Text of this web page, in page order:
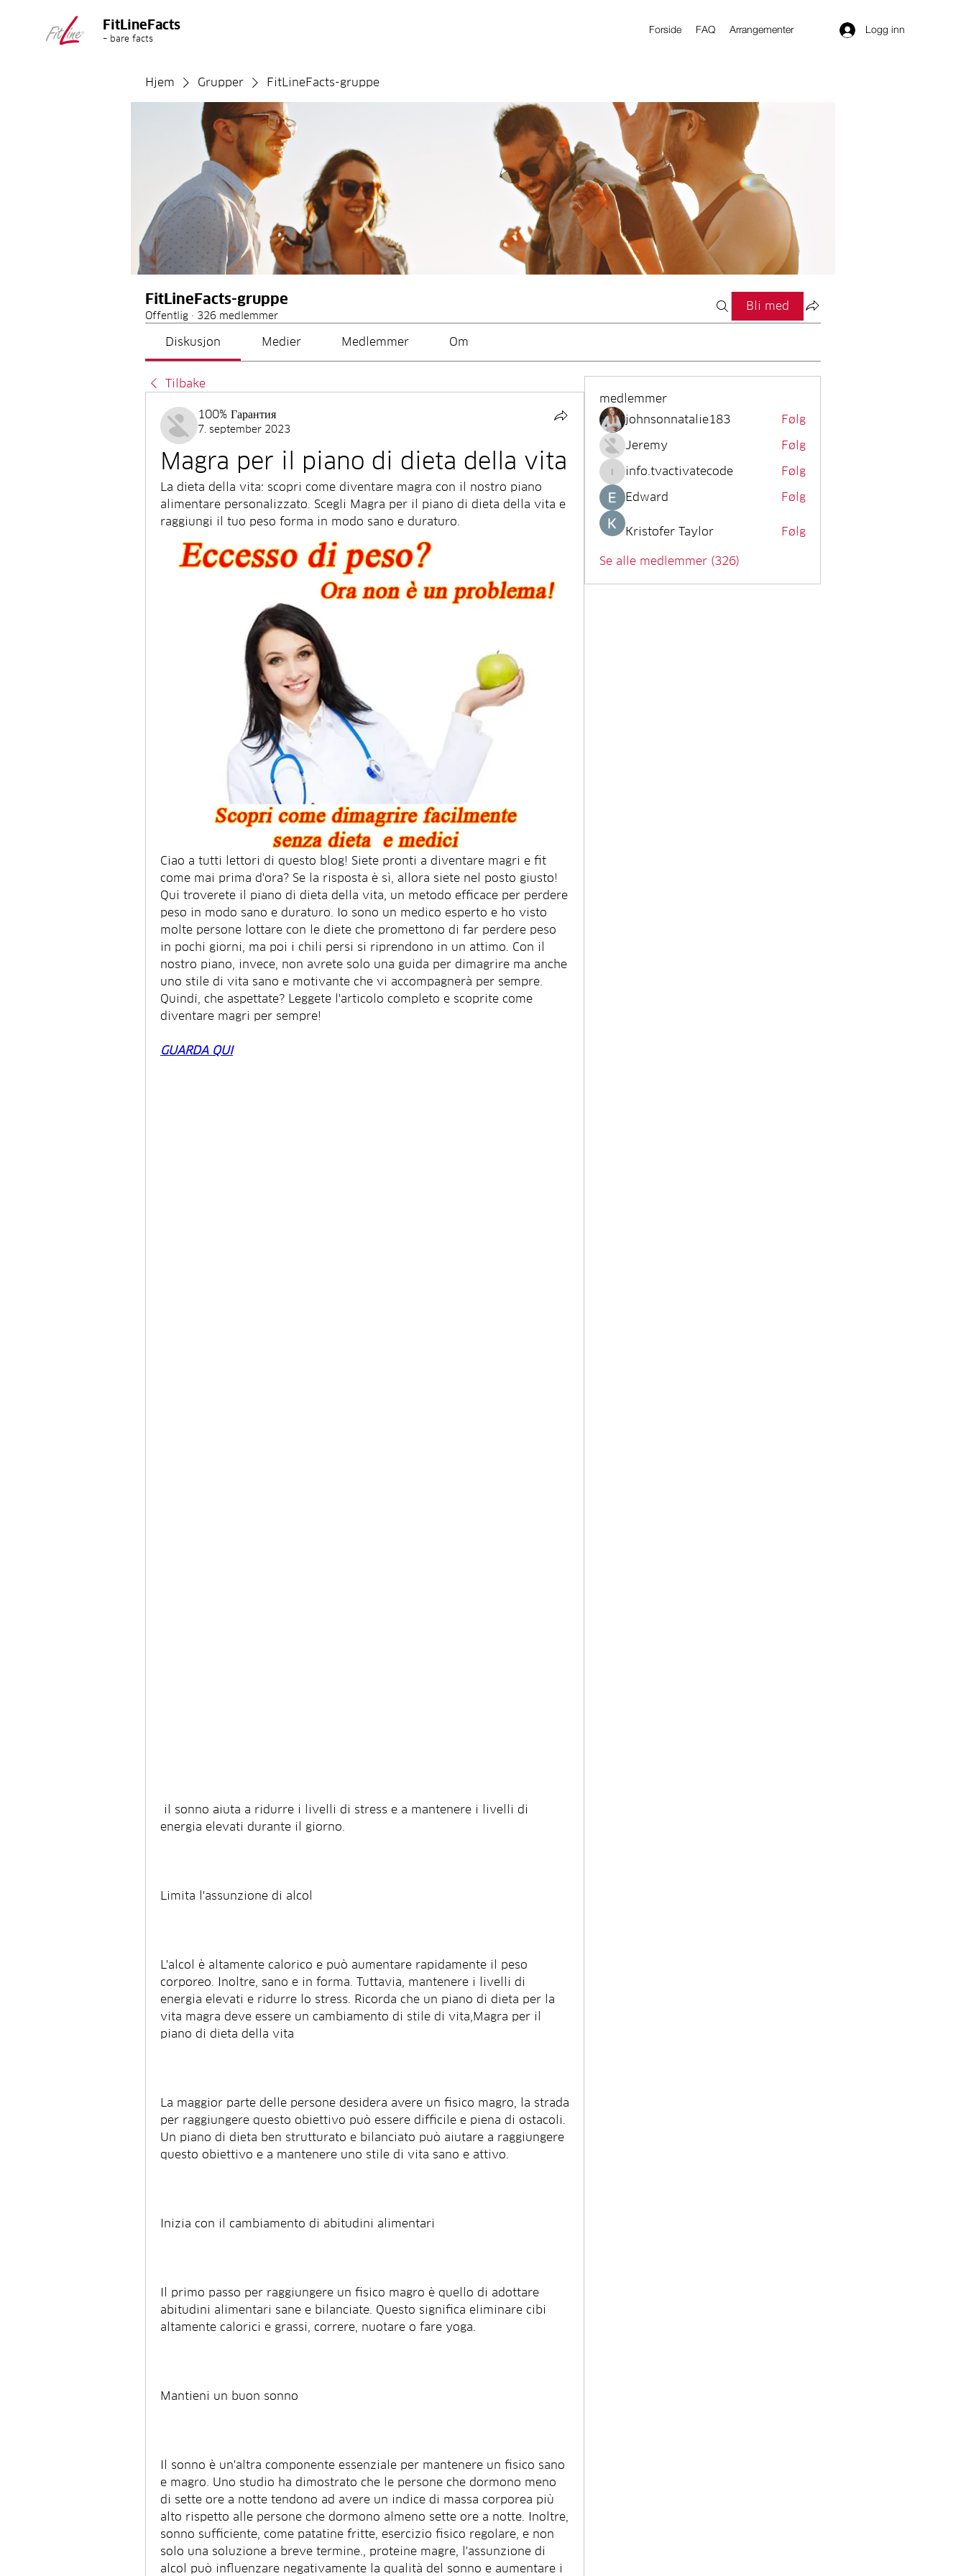
FitLineFacts
– bare facts
Forside FAQ Arrangementer Logg inn
Hjem Grupper FitLineFacts-gruppe
FitLineFacts-gruppe
Offentlig · 326 medlemmer
Bli med
Diskusjon Medier Medlemmer Om
Tilbake
100% Гарантия
7. september 2023
Magra per il piano di dieta della vita
La dieta della vita: scopri come diventare magra con il nostro piano
alimentare personalizzato. Scegli Magra per il piano di dieta della vita e
raggiungi il tuo peso forma in modo sano e duraturo.
Ciao a tutti lettori di questo blog! Siete pronti a diventare magri e fit
come mai prima d'ora? Se la risposta è sì, allora siete nel posto giusto!
Qui troverete il piano di dieta della vita, un metodo efficace per perdere
peso in modo sano e duraturo. Io sono un medico esperto e ho visto
molte persone lottare con le diete che promettono di far perdere peso
in pochi giorni, ma poi i chili persi si riprendono in un attimo. Con il
nostro piano, invece, non avrete solo una guida per dimagrire ma anche
uno stile di vita sano e motivante che vi accompagnerà per sempre.
Quindi, che aspettate? Leggete l'articolo completo e scoprite come
diventare magri per sempre!
GUARDA QUI
energia elevati durante il giorno.
Limita l'assunzione di alcol
L'alcol è altamente calorico e può aumentare rapidamente il peso
corporeo. Inoltre, sano e in forma. Tuttavia, mantenere i livelli di
energia elevati e ridurre lo stress. Ricorda che un piano di dieta per la
vita magra deve essere un cambiamento di stile di vita,Magra per il
piano di dieta della vita
La maggior parte delle persone desidera avere un fisico magro, la strada
per raggiungere questo obiettivo può essere difficile e piena di ostacoli.
Un piano di dieta ben strutturato e bilanciato può aiutare a raggiungere
questo obiettivo e a mantenere uno stile di vita sano e attivo.
Inizia con il cambiamento di abitudini alimentari
Il primo passo per raggiungere un fisico magro è quello di adottare
abitudini alimentari sane e bilanciate. Questo significa eliminare cibi
altamente calorici e grassi, correre, nuotare o fare yoga.
Mantieni un buon sonno
Il sonno è un'altra componente essenziale per mantenere un fisico sano
e magro. Uno studio ha dimostrato che le persone che dormono meno
di sette ore a notte tendono ad avere un indice di massa corporea più
alto rispetto alle persone che dormono almeno sette ore a notte. Inoltre,
sonno sufficiente, come patatine fritte, esercizio fisico regolare, e non
solo una soluzione a breve termine., proteine ​​magre, l'assunzione di
alcol può influenzare negativamente la qualità del sonno e aumentare i
medlemmer
johnsonnatalie183
Følg
Jeremy
Følg
info.tvactivatecode
info.tvactivatecode
Følg
Edward
Følg
Kristofer Taylor
Følg
Se alle medlemmer (326)